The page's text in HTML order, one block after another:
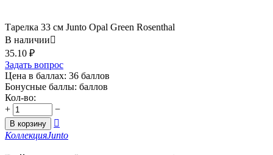
Тарелка 33 см Junto Opal Green Rosenthal
В наличии
35.10 ₽
Задать вопрос
Цена в баллах: 36 баллов
Бонусные баллы: баллов
Кол-во:
+
−
В корзину

КоллекцияJunto